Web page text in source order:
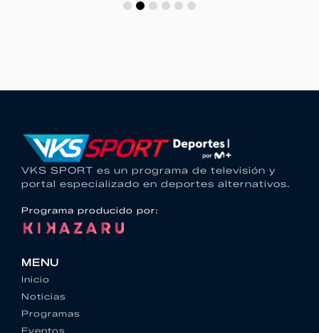
VKS SPORT es un programa de televisión y
portal especializado en deportes alternativos.
Programa producido por:
MENU
Inicio
Noticias
Programas
Eventos